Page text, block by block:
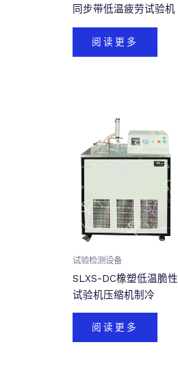
同步带低温疲劳试验机
阅读更多
试验检测设备
SLXS-DC橡塑低温脆性
试验机压缩机制冷
阅读更多